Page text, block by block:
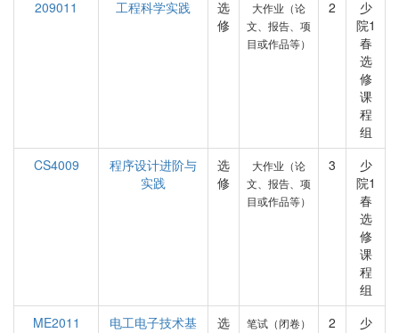
209011
工程科学实践
选
修
大作业（论
文、报告、项
目或作品等）
2
少
院1
春
选
修
课
程
组
CS4009
程序设计进阶与
实践
选
修
大作业（论
文、报告、项
目或作品等）
3
少
院1
春
选
修
课
程
组
ME2011
电工电子技术基
选
笔试（闭卷） 2
少